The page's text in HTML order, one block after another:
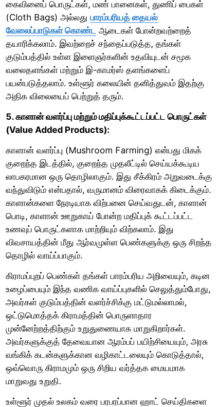
கைவினைப் பொருட்கள், மண் பானைகள், துணிப் பைகள்
(Cloth Bags) அல்லது பாரம்பரியத் தையல்
வேலைப்பாடுகள் கொண்ட ஆடைகள் போன்றவற்றைத்
தயாரிக்கலாம். இவற்றைச் சந்தைப்படுத்த, தங்கள்
குடும்பத்தில் உள்ள இளைஞர்களின் உதவியுடன் சமூக
வலைதளங்கள் மற்றும் இ-காமர்ஸ் தளங்களைப்
பயன்படுத்தலாம். உள்ளூர் கலையின் தனித்துவம் இதற்கு
அதிக விலையைப் பெற்றுத் தரும்.
5. காளான் வளர்ப்பு மற்றும் மதிப்புக்கூட்டப்பட்ட பொருட்கள்
(Value Added Products):
காளான் வளர்ப்பு (Mushroom Farming) என்பது மிகக்
குறைந்த இடத்தில், குறைந்த முதலீட்டில் செய்யக்கூடிய
லாபகரமான ஒரு தொழிலாகும். இது சீக்கிரம் அறுவடைக்கு
வந்துவிடும் என்பதால், வருமானம் விரைவாகக் கிடைக்கும்.
காளான்களை நேரடியாக விற்பனை செய்வதுடன், காளான்
பொடி, காளான் ஊறுகாய் போன்ற மதிப்புக் கூட்டப்பட்ட
உணவுப் பொருட்களாக மாற்றியும் விற்கலாம். இது
விவசாயத்தின் மீது ஆர்வமுள்ள பெண்களுக்கு ஒரு சிறந்த
தொழில் வாய்ப்பாகும்.
கிராமப்புறப் பெண்கள் தங்கள் பாரம்பரிய அறிவையும், கடின
உழைப்பையும் இந்த வணிக வாய்ப்புகளில் செலுத்தும்போது,
அவர்கள் குடும்பத்தின் வளர்ச்சிக்கு மட்டுமல்லாமல்,
ஒட்டுமொத்தக் கிராமத்தின் பொருளாதார
முன்னேற்றத்திற்கும் உறுதுணையாக மாறுகிறார்கள்.
அவர்களுக்குத் தேவையான ஆரம்பப் பயிற்சியையும், அரசு
வங்கிக் கடன்களுக்கான வழிகாட்டலையும் கொடுத்தால்,
ஒவ்வொரு கிராமமும் ஒரு சிறிய வர்த்தக மையமாக
மாறுவது உறுதி.
உள்ளூர் முதல் உலகம் வரை பரபரப்பான ஹாட் செய்திகளை